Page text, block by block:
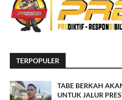
TERPOPULER
TABE BERKAH
UNTUK JALUR